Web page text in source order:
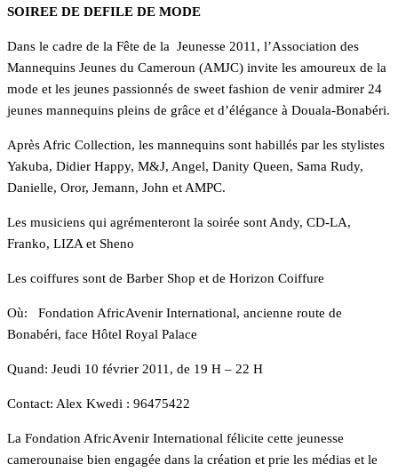
SOIREE DE DEFILE DE MODE
Dans le cadre de la Fête de la Jeunesse 2011, l’Association des
Mannequins Jeunes du Cameroun (AMJC) invite les amoureux de la
mode et les jeunes passionnés de sweet fashion de venir admirer 24
jeunes mannequins pleins de grâce et d’élégance à Douala-Bonabéri.
Après Afric Collection, les mannequins sont habillés par les stylistes
Yakuba, Didier Happy, M&J, Angel, Danity Queen, Sama Rudy,
Danielle, Oror, Jemann, John et AMPC.
Les musiciens qui agrémenteront la soirée sont Andy, CD-LA,
Franko, LIZA et Sheno
Les coiffures sont de Barber Shop et de Horizon Coiffure
Où: Fondation AfricAvenir International, ancienne route de
Bonabéri, face Hôtel Royal Palace
Quand: Jeudi 10 février 2011, de 19 H – 22 H
Contact: Alex Kwedi : 96475422
La Fondation AfricAvenir International félicite cette jeunesse
camerounaise bien engagée dans la création et prie les médias et le